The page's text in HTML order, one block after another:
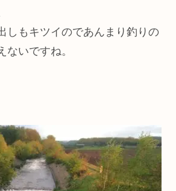
しもキツイのであんまり釣りの
ないですね。